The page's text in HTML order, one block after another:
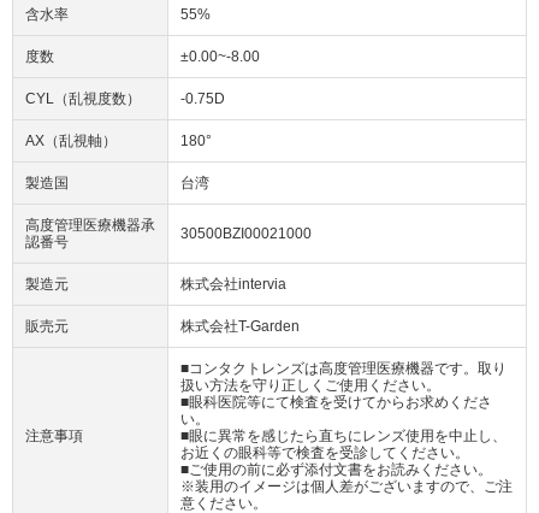
含水率 55%
度数 ±0.00~-8.00
CYL（乱視度数） -0.75D
AX（乱視軸） 180°
製造国 台湾
高度管理医療機器承
認番号
30500BZI00021000
製造元 株式会社intervia
販売元 株式会社T-Garden
注意事項
■コンタクトレンズは高度管理医療機器です。取り
扱い方法を守り正しくご使用ください。
■眼科医院等にて検査を受けてからお求めくださ
い。
■眼に異常を感じたら直ちにレンズ使用を中止し、
お近くの眼科等で検査を受診してください。
■ご使用の前に必ず添付文書をお読みください。
※装用のイメージは個人差がございますので、ご注
意ください。